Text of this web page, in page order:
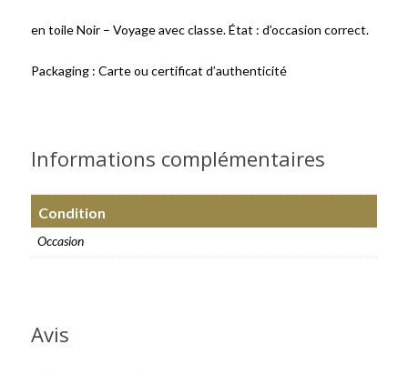
en toile Noir – Voyage avec classe. État : d’occasion correct.
Packaging : Carte ou certificat d’authenticité
Informations complémentaires
Condition
Occasion
Avis